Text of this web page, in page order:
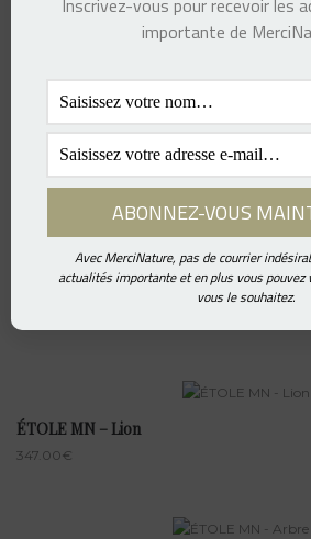
POCHETTE MN – Lion (rose)
POCHETTE MN – Arbre
ÉTOLE POCHE MN – Lion
ÉTOLE MN – Lion
347.00€
importante de
Avec MerciNature, pas de courrier
actualités importante et en plus vous pouvez
vous le souhaitez.